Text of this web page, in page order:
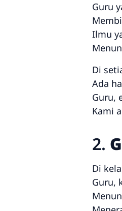
Guru
Ilmu
Di
Ada
Guru,
Kami
2.
Di
Guru,